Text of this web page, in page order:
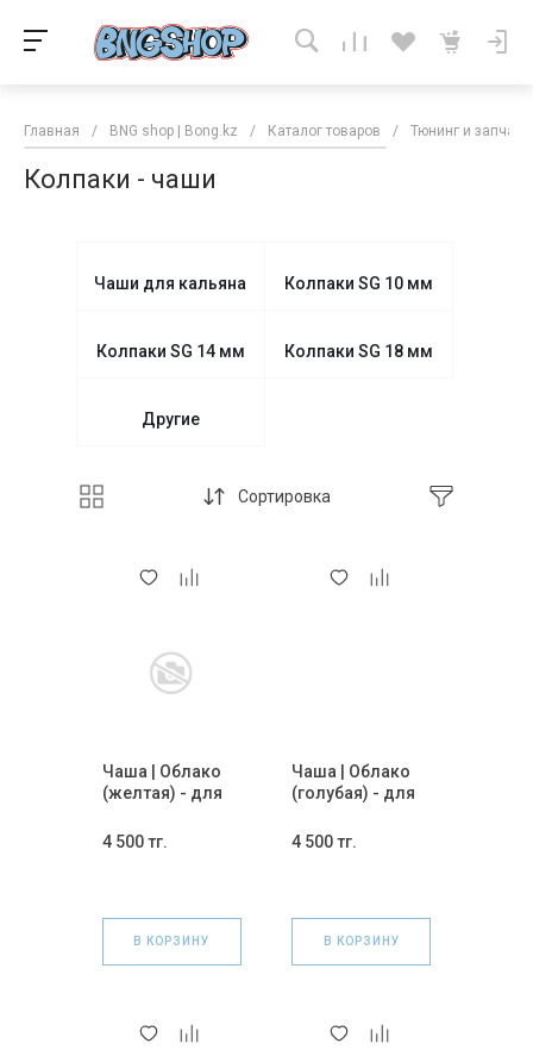
Главная / BNG shop | Bong.kz / Каталог товаров / Тюнинг и
Колпаки - чаши
Чаши для кальяна Колпаки SG 10 мм
Колпаки SG 14 мм Колпаки SG 18 мм
Другие
Сортировка
Чаша | Облако
(желтая) - для
4 500 тг.
В КОРЗИНУ
Чаша | Облако
(голубая) - для
4 500 тг.
В КОРЗИНУ